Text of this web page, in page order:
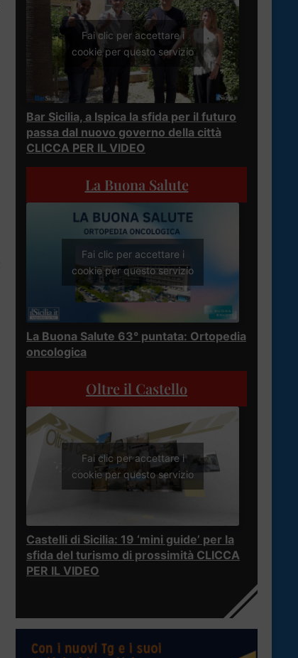
Fai clic per accettare i
cookie per questo servizio
Bar Sicilia, a Ispica la sfida per il futuro
passa dal nuovo governo della città
CLICCA PER IL VIDEO
La Buona Salute
Fai clic per accettare i
cookie per questo servizio
La Buona Salute 63° puntata: Ortopedia
oncologica
Oltre il Castello
Fai clic per accettare i
cookie per questo servizio
Castelli di Sicilia: 19 ‘mini guide’ per la
sfida del turismo di prossimità CLICCA
PER IL VIDEO